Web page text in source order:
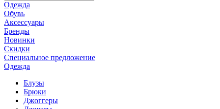
Одежда
Обувь
Аксессуары
Бренды
Новинки
Скидки
Специальное предложение
Одежда
Блузы
Брюки
Джоггеры